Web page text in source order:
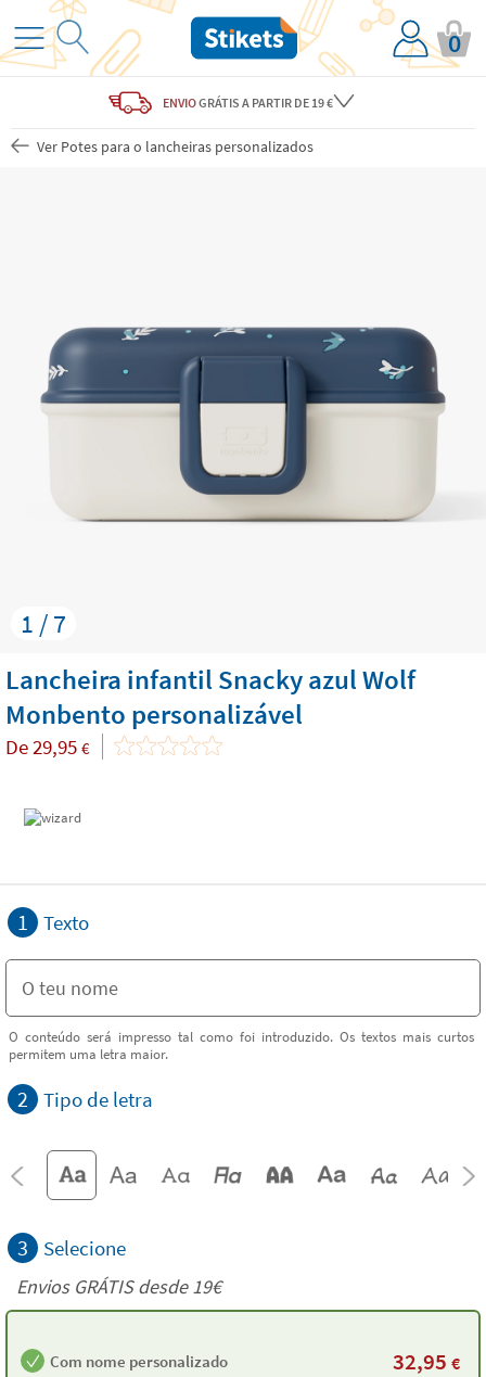
0
ENVIOGRÁTIS A PARTIR DE 19 €
Ver Potes para o lancheiras personalizados
1 / 7
Lancheira infantil Snacky azul Wolf
Monbento personalizável
De29,95 €
1 Texto
O conteúdo será impresso tal como foi introduzido. Os textos mais curtos
permitem uma letra maior.
2 Tipo de letra
3 Selecione
Envios GRÁTIS desde 19€
Com nome personalizado 32,95 €